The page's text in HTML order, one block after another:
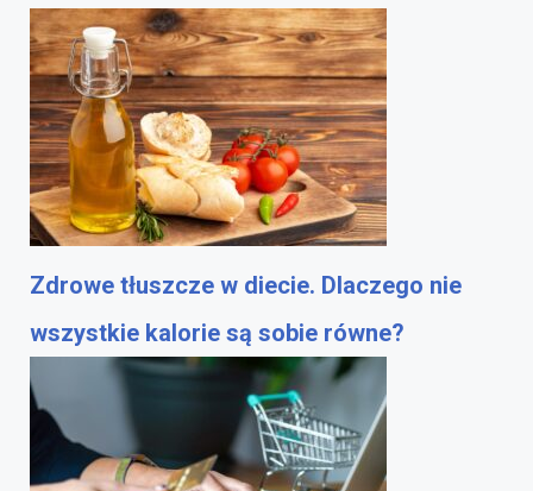
Zdrowe tłuszcze w diecie. Dlaczego nie
wszystkie kalorie są sobie równe?